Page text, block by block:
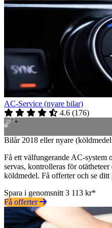
AC-Service (nyare bilar)
4.6 (176)
Bilår 2018 eller nyare
Få ett välfungerande AC-
servas, kontrolleras för
köldmedel. Få offerter och se ditt
Spara i genomsnitt 3 113 kr*
Få offerter